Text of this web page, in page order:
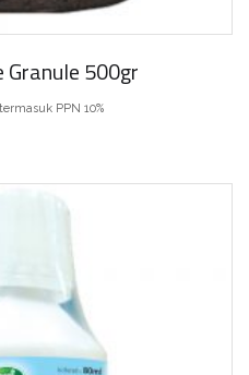
Granule 500gr
termasuk PPN 10%